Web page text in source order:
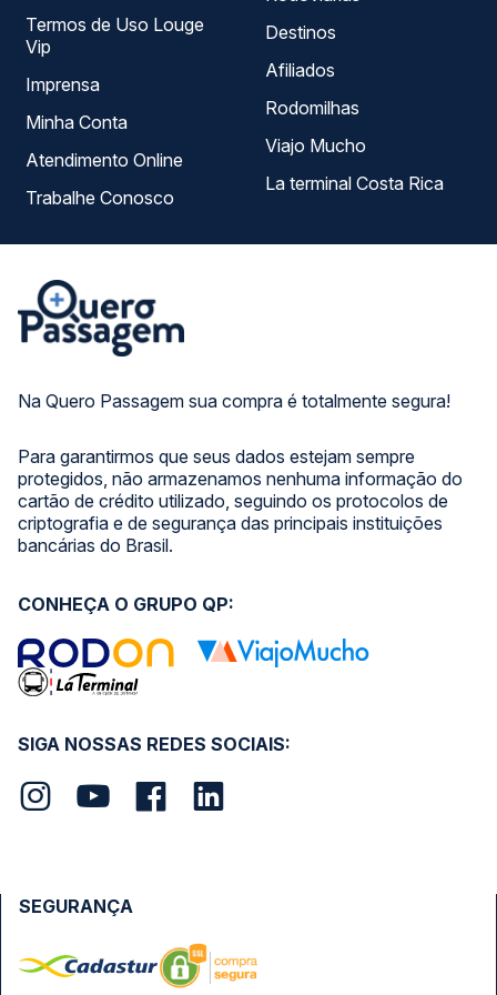
Na Quero Passagem sua compra é totalmente segura!
Para garantirmos que seus dados estejam sempre
protegidos, não armazenamos nenhuma informação do
cartão de crédito utilizado, seguindo os protocolos de
criptografia e de segurança das principais instituições
bancárias do Brasil.
Termos de Uso Louge
Vip
Imprensa
Minha Conta
Atendimento Online
Trabalhe Conosco
Destinos
Afiliados
Rodomilhas
Viajo Mucho
La terminal Costa Rica
SIGA NOSSAS REDES SOCIAIS:
CONHEÇA O GRUPO QP:
SEGURANÇA